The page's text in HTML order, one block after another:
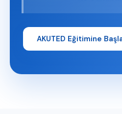
AKUTED Eğitimine